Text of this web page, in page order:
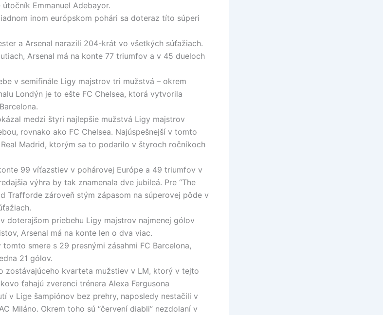
Emmanuel Adebayor.
inom európskom pohári sa doteraz títo súperi
a Arsenal narazili 204-krát vo všetkých súťažiach.
Arsenal má na konte 77 triumfov a v 45 dueloch
v semifinále Ligy majstrov tri mužstvá – okrem
Londýn je to ešte FC Chelsea, ktorá vytvorila
medzi štyri najlepšie mužstvá Ligy majstrov
rovnako ako FC Chelsea. Najúspešnejší v tomto
Real Madrid, ktorým sa to podarilo v štyroch ročníkoch
99 víťazstiev v pohárovej Európe a 49 triumfov v
výhra by tak znamenala dve jubileá. Pre “The
Trafforde zároveň stým zápasom na súperovej pôde v
doterajšom priebehu Ligy majstrov najmenej gólov
Arsenal má na konte len o dva viac.
smere s 29 presnými zásahmi FC Barcelona,
21 gólov.
zostávajúceho kvarteta mužstiev v LM, ktorý v tejto
ťahajú zverenci trénera Alexa Fergusona
v Lige šampiónov bez prehry, naposledy nestačili v
Miláno. Okrem toho sú “červení diabli” nezdolaní v